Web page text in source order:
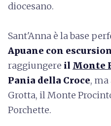
diocesano.
Sant'Anna è la base
Apuane con
raggiungere il Monte
Pania della Croce,
Grotta, il Monte
Porchette.